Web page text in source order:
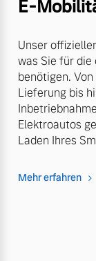
E-
Unser
was Sie für die
benötigen.
Lieferung bis
Elektroautos
Laden Ihres
Mehr erfahren